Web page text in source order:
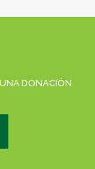
DONACIÓN